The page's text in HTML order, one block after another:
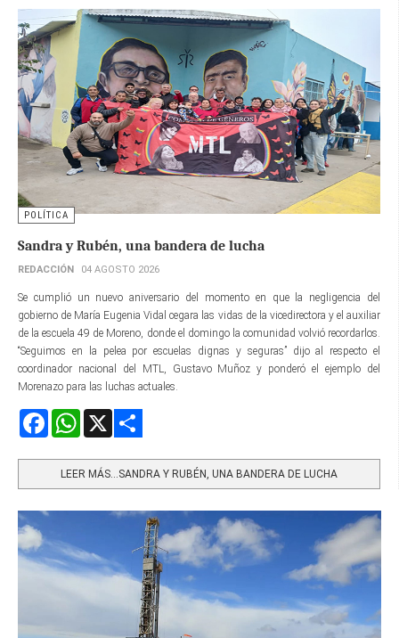
POLÍTICA
Sandra y Rubén, una bandera de lucha
REDACCIÓN 04 AGOSTO 2026
Se cumplió un nuevo aniversario del momento en que la negligencia del
gobierno de María Eugenia Vidal cegara las vidas de la vicedirectora y el auxiliar
de la escuela 49 de Moreno, donde el domingo la comunidad volvió recordarlos.
“Seguimos en la pelea por escuelas dignas y seguras” dijo al respecto el
coordinador nacional del MTL, Gustavo Muñoz y ponderó el ejemplo del
Morenazo para las luchas actuales.
FacebookWhatsApp
LEER MÁS…SANDRA Y RUBÉN, UNA BANDERA DE LUCHA